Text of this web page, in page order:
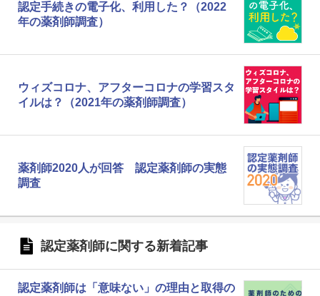
認定手続きの電子化、利用した？（2022
年の薬剤師調査）
ウィズコロナ、アフターコロナの学習スタ
イルは？（2021年の薬剤師調査）
薬剤師2020人が回答 認定薬剤師の実態
調査
認定薬剤師に関する新着記事
認定薬剤師は「意味ない」の理由と取得の